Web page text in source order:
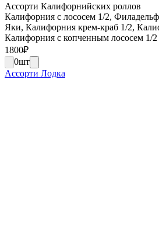
Ассорти Калифорнийских роллов
Калифорния с лососем 1/2,
Яки, Калифорния крем-краб 1/2,
Калифорния с копченным лососем 1/2
1800₽
0шт
Ассорти Лодка